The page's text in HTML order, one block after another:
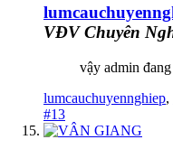
VĐV Chuyên
vậy admin
lumcauchuyennghiep,
#13